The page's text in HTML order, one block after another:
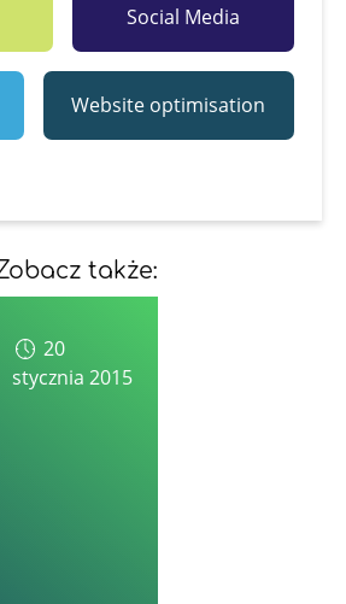
Social Media
Website optimisation
także:
20
stycznia 2015